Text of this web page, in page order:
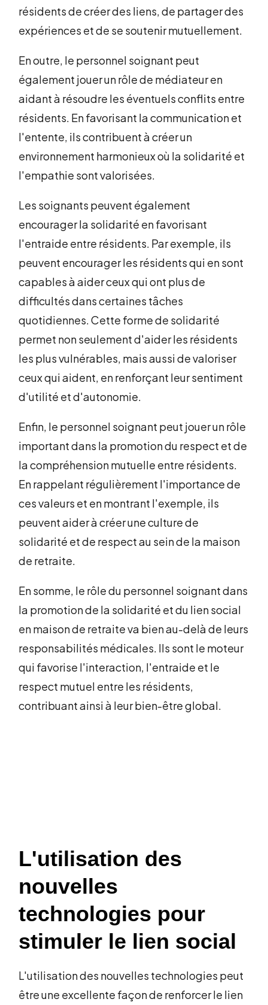
résidents de créer des liens, de partager des
expériences et de se soutenir mutuellement.
En outre, le personnel soignant peut
également jouer un rôle de médiateur en
aidant à résoudre les éventuels conflits entre
résidents. En favorisant la communication et
l'entente, ils contribuent à créer un
environnement harmonieux où la solidarité et
l'empathie sont valorisées.
Les soignants peuvent également
encourager la solidarité en favorisant
l'entraide entre résidents. Par exemple, ils
peuvent encourager les résidents qui en sont
capables à aider ceux qui ont plus de
difficultés dans certaines tâches
quotidiennes. Cette forme de solidarité
permet non seulement d'aider les résidents
les plus vulnérables, mais aussi de valoriser
ceux qui aident, en renforçant leur sentiment
d'utilité et d'autonomie.
Enfin, le personnel soignant peut jouer un rôle
important dans la promotion du respect et de
la compréhension mutuelle entre résidents.
En rappelant régulièrement l'importance de
ces valeurs et en montrant l'exemple, ils
peuvent aider à créer une culture de
solidarité et de respect au sein de la maison
de retraite.
En somme, le rôle du personnel soignant dans
la promotion de la solidarité et du lien social
en maison de retraite va bien au-delà de leurs
responsabilités médicales. Ils sont le moteur
qui favorise l'interaction, l'entraide et le
respect mutuel entre les résidents,
contribuant ainsi à leur bien-être global.
L'utilisation des
nouvelles
technologies pour
stimuler le lien social
L'utilisation des nouvelles technologies peut
être une excellente façon de renforcer le lien